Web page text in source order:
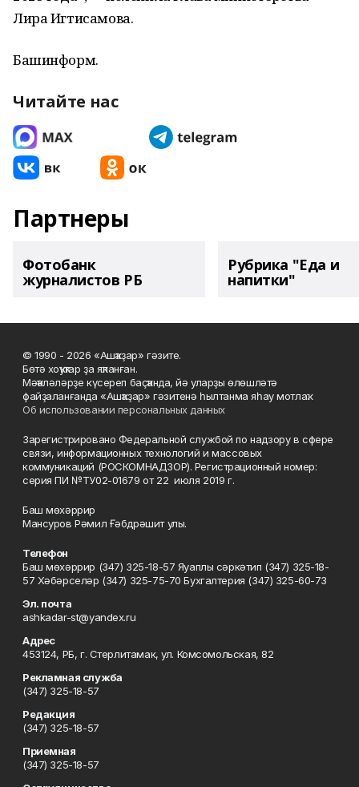
Лира Игтисамова.
Башинформ.
Читайте нас
Партнеры
Фотобанк
журналистов РБ
Рубрика "Еда и
напитки"
© 1990 - 2026 «Ашҡаҙар» гәзите.
Бөтә хоҡуҡтар ҙа яҡланған.
Мәҡәләләрҙе күсереп баҫҡанда, йә уларҙы өлөшләтә
файҙаланғанда «Ашҡаҙар» гәзитенә һылтанма яһау мотлаҡ.
Об использовании персональных данных
Зарегистрировано Федеральной службой по надзору в сфере
связи, информационных технологий и массовых
коммуникаций (РОСКОМНАДЗОР). Регистрационный номер:
серия ПИ №ТУ02-01679 от 22 июля 2019 г.
Баш мөхәррир
Мансуров Рәмил Ғәбдрәшит улы.
Телефон
Баш мөхәррир (347) 325-18-57 Яуаплы сәркәтип (347) 325-18-
57 Хәбәрселәр (347) 325-75-70 Бухгалтерия (347) 325-60-73
Эл. почта
ashkadar-st@yandex.ru
Адрес
453124, РБ, г. Стерлитамак, ул. Комсомольская, 82
Рекламная служба
(347) 325-18-57
Редакция
(347) 325-18-57
Приемная
(347) 325-18-57